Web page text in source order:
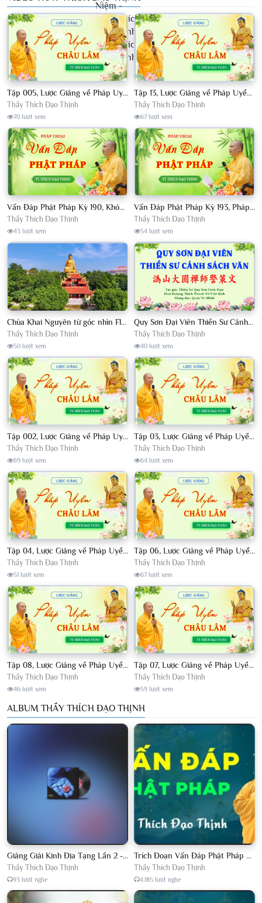
Tập 005, Lược Giảng về Pháp Uyển Châu Lâm, Chủ giảng TT Thích Đạo Thịnh
Thầy Thích Đạo Thịnh
70 lượt xem
Tập 13, Lược Giảng về Pháp Uyển Châu Lâm, Chủ giảng TT Thích Đạo Thịnh
Thầy Thích Đạo Thịnh
67 lượt xem
Vấn Đáp Phật Pháp Kỳ 190, Khóa Tu Sinh Viên Con Kể Bụt Nghe Tháng 05, 2023 TT. Thích Đạo Thịnh - CKN
Thầy Thích Đạo Thịnh
43 lượt xem
Vấn Đáp Phật Pháp Kỳ 193, Pháp Hội TPTTHN Tháng 04/2023 TT. Thích Đạo Thịnh - CKN
Thầy Thích Đạo Thịnh
54 lượt xem
Chùa Khai Nguyên từ góc nhìn Flycam
Thầy Thích Đạo Thịnh
50 lượt xem
Quy Sơn Đại Viên Thiền Sư Cảnh Sách Văn - HT Thích Thanh Từ Việt dịch
Thầy Thích Đạo Thịnh
40 lượt xem
Tập 002, Lược Giảng về Pháp Uyển Châu Lâm, Chủ giảng TT. Thích Đạo Thịnh
Thầy Thích Đạo Thịnh
69 lượt xem
Tập 03, Lược Giảng về Pháp Uyển Châu Lâm, Chủ giảng TT Thích Đạo Thịnh
Thầy Thích Đạo Thịnh
64 lượt xem
Tập 04, Lược Giảng về Pháp Uyển Châu Lâm, Chủ giảng TT. Thích Đạo Thịnh
Thầy Thích Đạo Thịnh
51 lượt xem
Tập 06, Lược Giảng về Pháp Uyển Châu Lâm, Chủ giảng TT. Thích Đạo Thịnh
Thầy Thích Đạo Thịnh
67 lượt xem
Tập 08, Lược Giảng về Pháp Uyển Châu Lâm, Chủ giảng TT. Thích Đạo Thịnh.
Thầy Thích Đạo Thịnh
46 lượt xem
Tập 07, Lược Giảng về Pháp Uyển Châu Lâm, Chủ giảng TT Thích Đạo Thịnh
Thầy Thích Đạo Thịnh
59 lượt xem
ALBUM THẦY THÍCH ĐẠO THỊNH
Giảng Giải Kinh Địa Tạng Lần 2 - Thầy Thích Đạo Thịnh - Diệu Pháp Khai Tâm
Thầy Thích Đạo Thịnh
93 lượt nghe
Trích Đoạn Vấn Đáp Phật Pháp 2022
Thầy Thích Đạo Thịnh
4.185 lượt nghe